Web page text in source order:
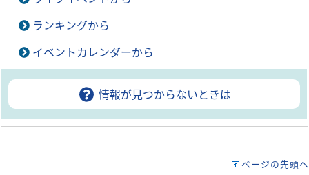
ランキングから
イベントカレンダーから
情報が見つからないときは
ページの先頭へ